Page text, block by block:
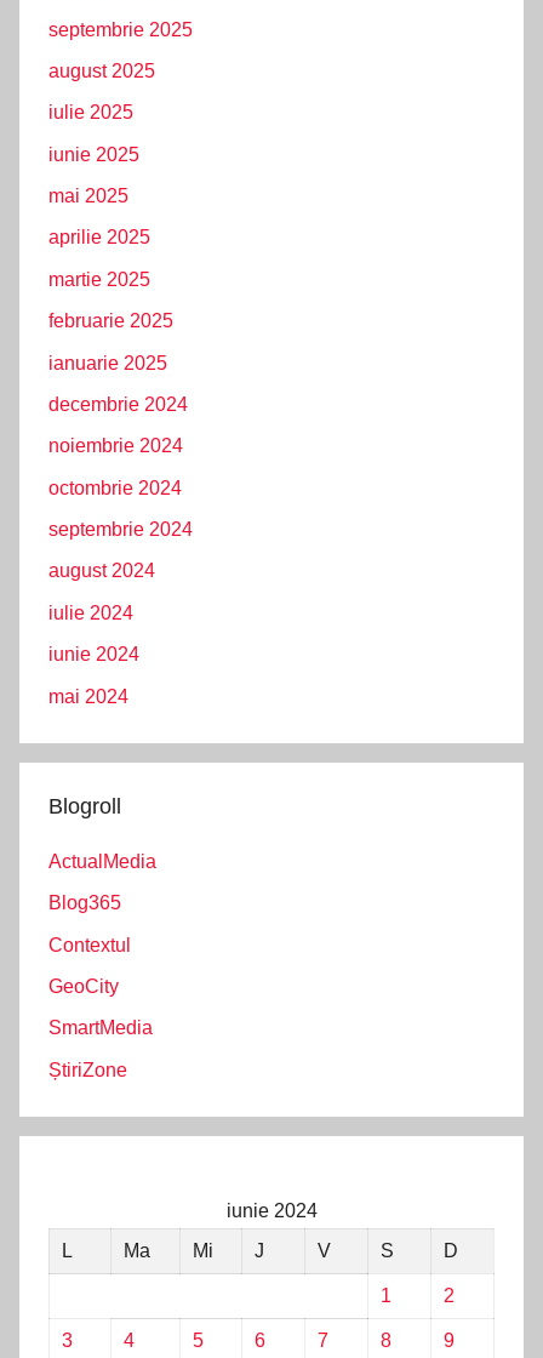
septembrie 2025
august 2025
iulie 2025
iunie 2025
mai 2025
aprilie 2025
martie 2025
februarie 2025
ianuarie 2025
decembrie 2024
noiembrie 2024
octombrie 2024
septembrie 2024
august 2024
iulie 2024
iunie 2024
mai 2024
Blogroll
ActualMedia
Blog365
Contextul
GeoCity
SmartMedia
ȘtiriZone
iunie 2024
L
Ma Mi J V S D
1 2
3 4 5 6 7 8 9